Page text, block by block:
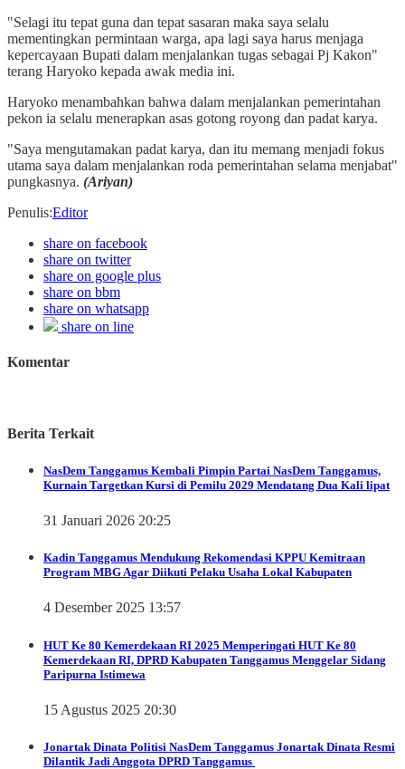
"Selagi itu tepat guna dan tepat sasaran maka saya selalu
mementingkan permintaan warga, apa lagi saya harus menjaga
kepercayaan Bupati dalam menjalankan tugas sebagai Pj Kakon"
terang Haryoko kepada awak media ini.
Haryoko menambahkan bahwa dalam menjalankan pemerintahan
pekon ia selalu menerapkan asas gotong royong dan padat karya.
"Saya mengutamakan padat karya, dan itu memang menjadi fokus
utama saya dalam menjalankan roda pemerintahan selama menjabat"
pungkasnya. (Ariyan)
Penulis:Editor
share on facebook
share on twitter
share on google plus
share on bbm
share on whatsapp
share on line
Komentar
Berita Terkait
NasDem Tanggamus Kembali Pimpin Partai NasDem Tanggamus,
Kurnain Targetkan Kursi di Pemilu 2029 Mendatang Dua Kali lipat
31 Januari 2026 20:25
Kadin Tanggamus Mendukung Rekomendasi KPPU Kemitraan
Program MBG Agar Diikuti Pelaku Usaha Lokal Kabupaten
4 Desember 2025 13:57
HUT Ke 80 Kemerdekaan RI 2025 Memperingati HUT Ke 80
Kemerdekaan RI, DPRD Kabupaten Tanggamus Menggelar Sidang
Paripurna Istimewa
15 Agustus 2025 20:30
Jonartak Dinata Politisi NasDem Tanggamus Jonartak Dinata Resmi
Dilantik Jadi Anggota DPRD Tanggamus